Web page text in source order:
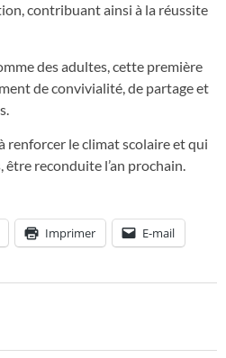
contribuant ainsi à la réussite
des adultes, cette première
de convivialité, de partage et
le climat scolaire et qui
être reconduite l’an prochain.
Imprimer E-mail